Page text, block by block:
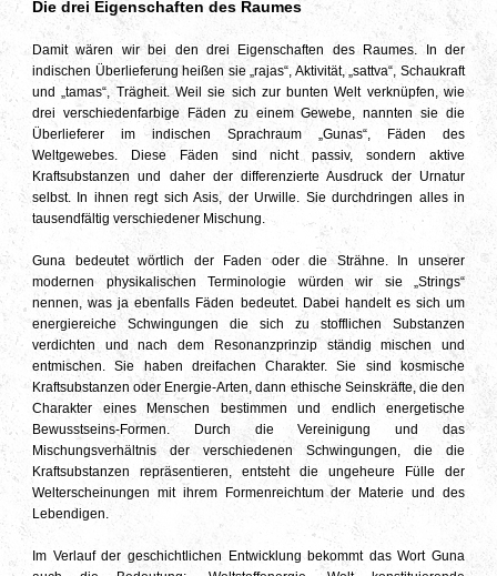
Die drei Eigenschaften des Raumes
Damit wären wir bei den drei Eigenschaften des Raumes. In der
indischen Überlieferung heißen sie „rajas“, Aktivität, „sattva“, Schaukraft
und „tamas“, Trägheit. Weil sie sich zur bunten Welt verknüpfen, wie
drei verschiedenfarbige Fäden zu einem Gewebe, nannten sie die
Überlieferer im indischen Sprachraum „Gunas“, Fäden des
Weltgewebes. Diese Fäden sind nicht passiv, sondern aktive
Kraftsubstanzen und daher der differenzierte Ausdruck der Urnatur
selbst. In ihnen regt sich Asis, der Urwille. Sie durchdringen alles in
tausendfältig verschiedener Mischung.
Guna bedeutet wörtlich der Faden oder die Strähne. In unserer
modernen physikalischen Terminologie würden wir sie „Strings“
nennen, was ja ebenfalls Fäden bedeutet. Dabei handelt es sich um
energiereiche Schwingungen die sich zu stofflichen Substanzen
verdichten und nach dem Resonanzprinzip ständig mischen und
entmischen. Sie haben dreifachen Charakter. Sie sind kosmische
Kraftsubstanzen oder Energie-Arten, dann ethische Seinskräfte, die den
Charakter eines Menschen bestimmen und endlich energetische
Bewusstseins-Formen. Durch die Vereinigung und das
Mischungsverhältnis der verschiedenen Schwingungen, die die
Kraftsubstanzen repräsentieren, entsteht die ungeheure Fülle der
Welterscheinungen mit ihrem Formenreichtum der Materie und des
Lebendigen.
Im Verlauf der geschichtlichen Entwicklung bekommt das Wort Guna